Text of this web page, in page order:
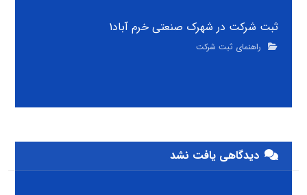
ثبت شرکت در شهرک صنعتی خرم آباد۱
راهنمای ثبت شرکت
دیدگاهی یافت نشد